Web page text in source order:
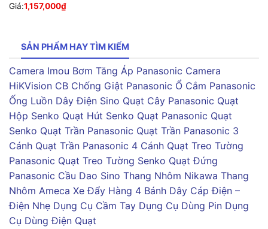
Giá:1,157,000₫
SẢN PHẨM HAY TÌM KIẾM
Camera Imou Bơm Tăng Áp Panasonic Camera
HiKVision CB Chống Giật Panasonic Ổ Cắm Panasonic
Ống Luồn Dây Điện Sino Quạt Cây Panasonic Quạt
Hộp Senko Quạt Hút Senko Quạt Panasonic Quạt
Senko Quạt Trần Panasonic Quạt Trần Panasonic 3
Cánh Quạt Trần Panasonic 4 Cánh Quạt Treo Tường
Panasonic Quạt Treo Tường Senko Quạt Đứng
Panasonic Cầu Dao Sino Thang Nhôm Nikawa Thang
Nhôm Ameca Xe Đẩy Hàng 4 Bánh Dây Cáp Điện –
Điện Nhẹ Dụng Cụ Cầm Tay Dụng Cụ Dùng Pin Dụng
Cụ Dùng Điện Quạt